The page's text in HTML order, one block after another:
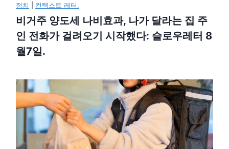
정치 컨텍스트 레터.
비거주 양도세 나비효과, 나가 달라는 집 주
인 전화가 걸려오기 시작했다: 슬로우레터 8
월7일.